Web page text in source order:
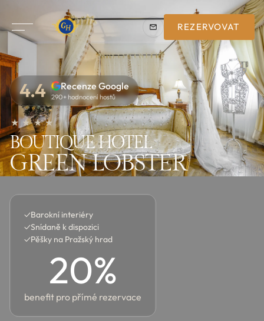
REZERVOVAT
4.4 Recenze Google
290+ hodnocení hostů
★ ★ ★ ★
BOUTIQUE HOTEL
GREEN LOBSTER
✓Barokní interiéry
✓Snídaně k dispozici
✓Pěšky na Pražský hrad
20%
benefit pro přímé rezervace